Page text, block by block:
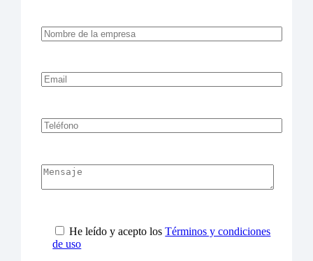
He leído y acepto losTérminos y condiciones
de uso